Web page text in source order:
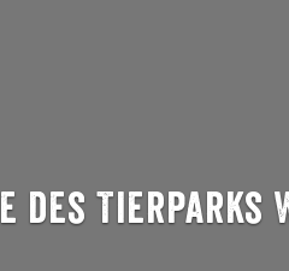
des Tierparks